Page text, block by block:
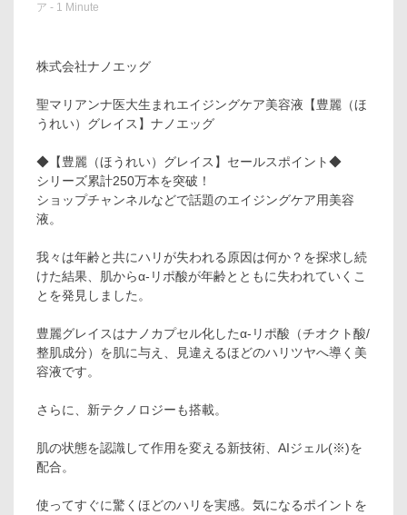
ア - 1 Minute
株式会社ナノエッグ
聖マリアンナ医大生まれエイジングケア美容液【豊麗（ほ
うれい）グレイス】ナノエッグ
◆【豊麗（ほうれい）グレイス】セールスポイント◆
シリーズ累計250万本を突破！
ショップチャンネルなどで話題のエイジングケア用美容
液。
我々は年齢と共にハリが失われる原因は何か？を探求し続
けた結果、肌からα‐リポ酸が年齢とともに失われていくこ
とを発見しました。
豊麗グレイスはナノカプセル化したα-リポ酸（チオクト酸/
整肌成分）を肌に与え、見違えるほどのハリツヤへ導く美
容液です。
さらに、新テクノロジーも搭載。
肌の状態を認識して作用を変える新技術、AIジェル(※)を
配合。
使ってすぐに驚くほどのハリを実感。気になるポイントを